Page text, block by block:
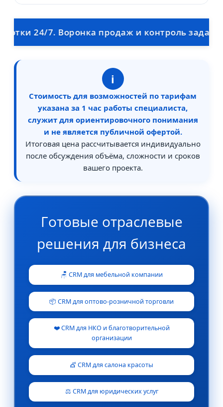
24/7. Воронка продаж и контроль задач
i
Стоимость для возможностей по тарифам
указана за 1 час работы специалиста,
служит для ориентировочного понимания
и не является публичной офертой.
Итоговая цена рассчитывается индивидуально
после обсуждения объёма, сложности и сроков
вашего проекта.
Готовые отраслевые
решения для бизнеса
🪑 CRM для мебельной компании
📦 CRM для оптово-розничной торговли
❤️ CRM для НКО и благотворительной
организации
💇 CRM для салона красоты
⚖️ CRM для юридических услуг